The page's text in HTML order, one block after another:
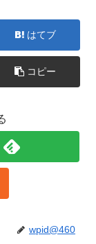
はてブ
コピー
wpid@460